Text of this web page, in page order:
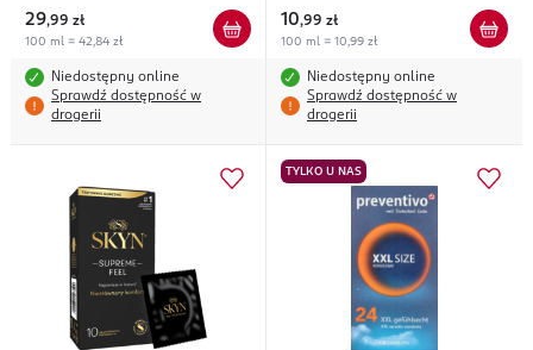
29,99 zł
100 ml = 42,84 zł
Niedostępny online
Sprawdź dostępność w
drogerii
10,99 zł
100 ml = 10,99 zł
Niedostępny online
Sprawdź dostępność w
drogerii
TYLKO U NAS